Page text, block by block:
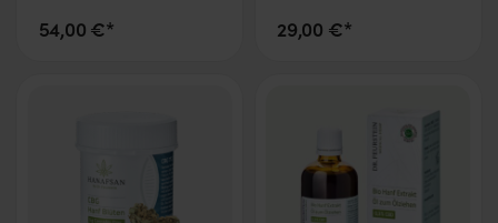
54,00 €* 29,00 €*